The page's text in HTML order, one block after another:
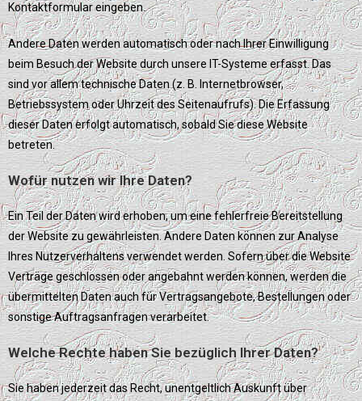
Kontaktformular eingeben.
Andere Daten werden automatisch oder nach Ihrer Einwilligung
beim Besuch der Website durch unsere IT-Systeme erfasst. Das
sind vor allem technische Daten (z. B. Internetbrowser,
Betriebssystem oder Uhrzeit des Seitenaufrufs). Die Erfassung
dieser Daten erfolgt automatisch, sobald Sie diese Website
betreten.
Wofür nutzen wir Ihre Daten?
Ein Teil der Daten wird erhoben, um eine fehlerfreie Bereitstellung
der Website zu gewährleisten. Andere Daten können zur Analyse
Ihres Nutzerverhaltens verwendet werden. Sofern über die Website
Verträge geschlossen oder angebahnt werden können, werden die
übermittelten Daten auch für Vertragsangebote, Bestellungen oder
sonstige Auftragsanfragen verarbeitet.
Welche Rechte haben Sie bezüglich Ihrer Daten?
Sie haben jederzeit das Recht, unentgeltlich Auskunft über